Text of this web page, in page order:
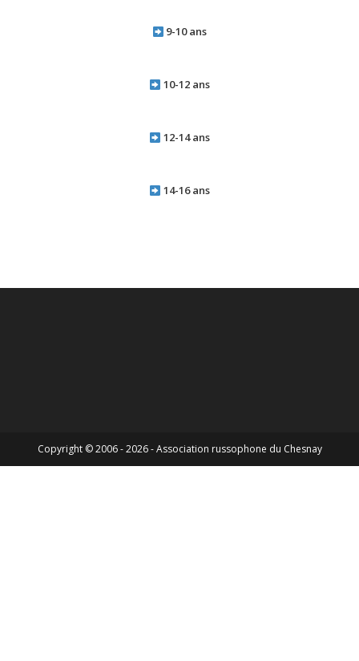
9-10 ans
10-12 ans
12-14 ans
14-16 ans
Copyright © 2006 - 2026 - Association russophone du Chesnay